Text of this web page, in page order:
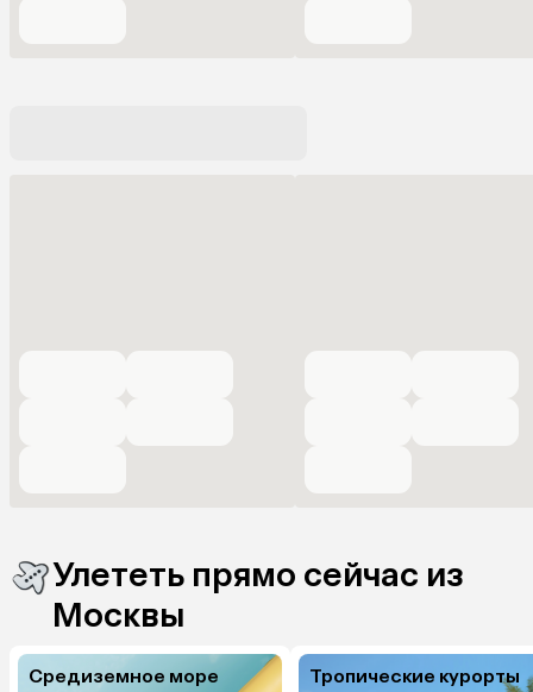
Улететь прямо сейчас из
Москвы
Средиземное море Тропические курорты